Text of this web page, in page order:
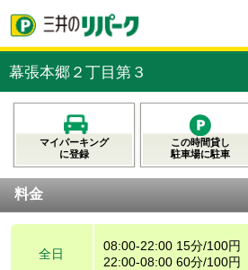
幕張本郷２丁目第３
マイパーキング
に登録
この時間貸し
駐車場に駐車
料金
全日
08:00-22:00 15分/100円
22:00-08:00 60分/100円